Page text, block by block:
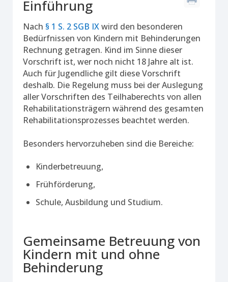
Einführung
Nach § 1 S. 2 SGB IXwird den besonderen
Bedürfnissen von Kindern mit Behinderungen
Rechnung getragen. Kind im Sinne dieser
Vorschrift ist, wer noch nicht 18 Jahre alt ist.
Auch für Jugendliche gilt diese Vorschrift
deshalb. Die Regelung muss bei der Auslegung
aller Vorschriften des Teilhaberechts von allen
Rehabilitationsträgern während des gesamten
Rehabilitationsprozesses beachtet werden.
Besonders hervorzuheben sind die Bereiche:
Kinderbetreuung,
Frühförderung,
Schule, Ausbildung und Studium.
Gemeinsame Betreuung von
Kindern mit und ohne
Behinderung